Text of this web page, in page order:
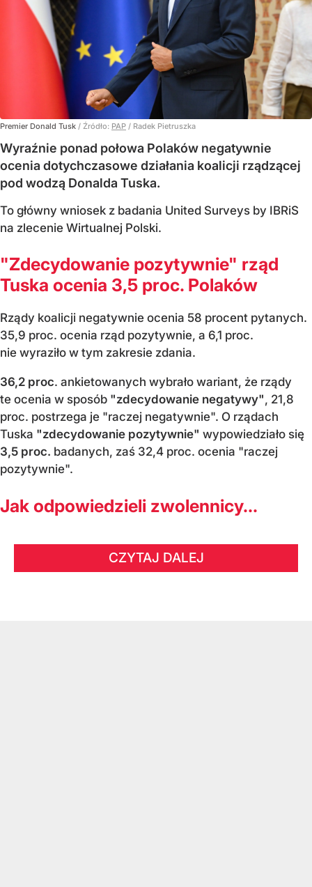
Premier Donald Tusk / Źródło: PAP / Radek Pietruszka
Wyraźnie ponad połowa Polaków negatywnie
ocenia dotychczasowe działania koalicji rządzącej
pod wodzą Donalda Tuska.
To główny wniosek z badania United Surveys by IBRiS
na zlecenie Wirtualnej Polski.
"Zdecydowanie pozytywnie" rząd
Tuska ocenia 3,5 proc. Polaków
Rządy koalicji negatywnie ocenia 58 procent pytanych.
35,9 proc. ocenia rząd pozytywnie, a 6,1 proc.
nie wyraziło w tym zakresie zdania.
36,2 proc. ankietowanych wybrało wariant, że rządy
te ocenia w sposób "zdecydowanie negatywy", 21,8
proc. postrzega je "raczej negatywnie". O rządach
Tuska "zdecydowanie pozytywnie" wypowiedziało się
3,5 proc. badanych, zaś 32,4 proc. ocenia "raczej
pozytywnie".
Jak odpowiedzieli zwolennicy...
CZYTAJ DALEJ